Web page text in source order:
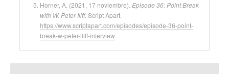
Horner, A. (2021, 17 noviembre).Episode 36: Point Break
with W. Peter Iliff. Script Apart.
https://www.scriptapart.com/episodes/episode-36-point-
break-w-peter-iliff-interview